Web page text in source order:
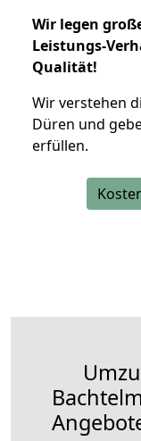
Wir legen
Leistungs-
Qualität!
Wir verstehen
Düren und
erfüllen.